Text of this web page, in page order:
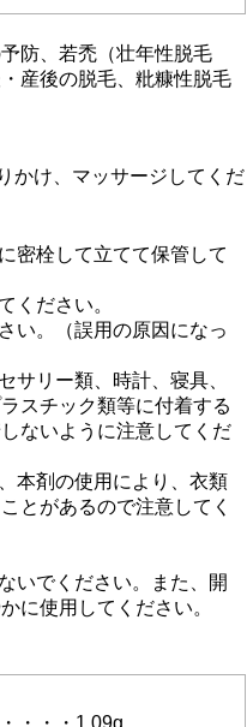
防、若禿（壮年性脱毛
産後の脱毛、粃糠性脱毛
かけ、マッサージしてくだ
密栓して立てて保管して
ください。
い。（誤用の原因になっ
サリー類、時計、寝具、
スチック類等に付着する
ないように注意してくだ
本剤の使用により、衣類
とがあるので注意してく
いでください。また、開
に使用してください。
・・・1.09g